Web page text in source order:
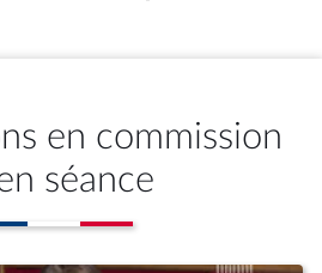
en commission
séance